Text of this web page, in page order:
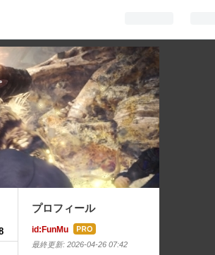
プロフィール
id:FunMu はて
なブ
最終更新: 2026-04-26 07:42